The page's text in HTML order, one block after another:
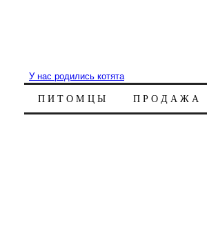
У нас родились котята
ПИТОМЦЫ ПРОДАЖА